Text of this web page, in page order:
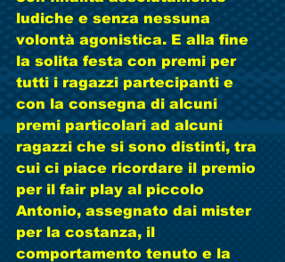
ludiche e senza nessuna
volontà agonistica. E alla fine
la solita festa con premi per
tutti i ragazzi partecipanti e
con la consegna di alcuni
premi particolari ad alcuni
ragazzi che si sono distinti, tra
cui ci piace ricordare il premio
per il fair play al piccolo
Antonio, assegnato dai mister
per la costanza, il
comportamento tenuto e la